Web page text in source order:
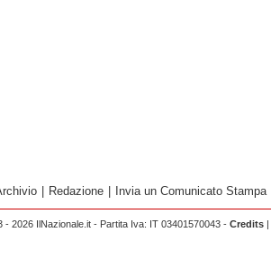
Redazione Invia un Comunicato Stampa
- 2026 IlNazionale.it - Partita Iva: IT 03401570043 - Credits |